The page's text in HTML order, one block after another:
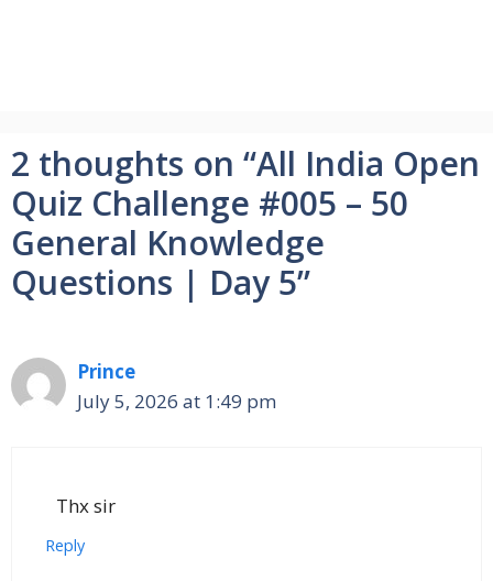
2 thoughts on “All India Open
Quiz Challenge #005 – 50
General Knowledge
Questions | Day 5”
Prince
July 5, 2026 at 1:49 pm
Thx sir
Reply